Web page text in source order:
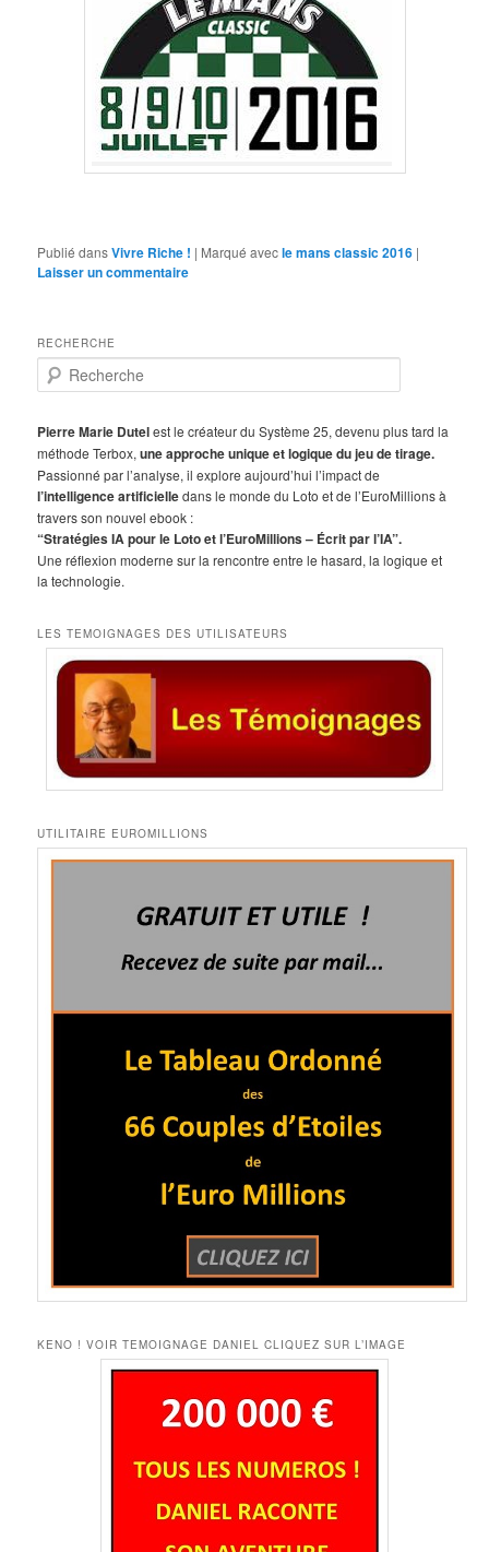
Publié dansVivre Riche ! | Marqué avecle mans classic 2016 |
Laisser un commentaire
RECHERCHE
e
h
e
r
c
h
e
Pierre Marie Dutelest le créateur du Système 25, devenu plus tard la
méthode Terbox,une approche unique et logique du jeu de tirage.
Passionné par l’analyse, il explore aujourd’hui l’impact de
l’intelligence artificielledans le monde du Loto et de l’EuroMillions à
travers son nouvel ebook :
“Stratégies IA pour le Loto et l’EuroMillions – Écrit par l’IA”.
Une réflexion moderne sur la rencontre entre le hasard, la logique et
la technologie.
LES TEMOIGNAGES DES UTILISATEURS
UTILITAIRE EUROMILLIONS
KENO ! VOIR TEMOIGNAGE DANIEL CLIQUEZ SUR L’IMAGE